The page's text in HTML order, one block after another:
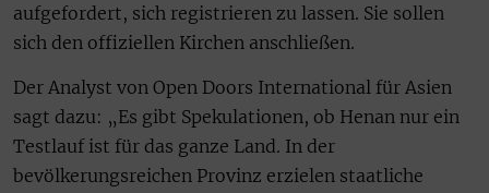
aufgefordert, sich registrieren zu lassen. Sie sollen
sich den offiziellen Kirchen anschließen.
Der Analyst von Open Doors International für Asien
sagt dazu: „Es gibt Spekulationen, ob Henan nur ein
Testlauf ist für das ganze Land. In der
bevölkerungsreichen Provinz erzielen staatliche